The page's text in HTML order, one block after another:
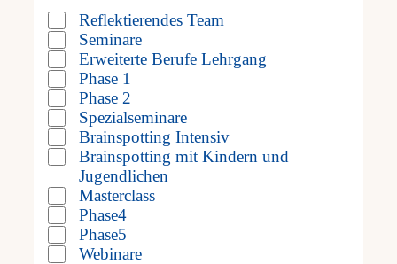
form
inputs
will
the
list
events
filter
filter
Veranstaltung
Kategorie
Reflektierendes Team
Seminare
Erweiterte Berufe Lehrgang
Phase 1
Phase 2
Spezialseminare
Brainspotting Intensiv
Brainspotting mit Kindern und
Jugendlichen
Masterclass
Phase4
Phase5
Webinare